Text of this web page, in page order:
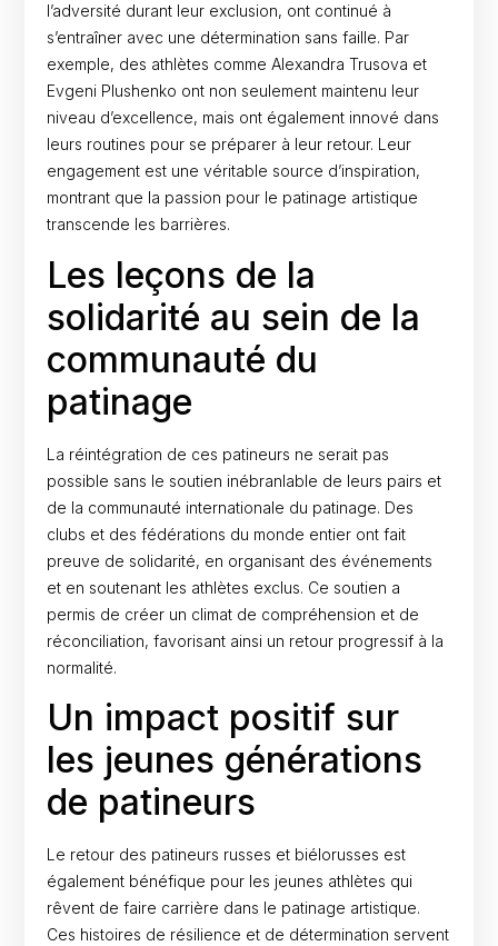
l’adversité durant leur exclusion, ont continué à
s’entraîner avec une détermination sans faille. Par
exemple, des athlètes comme Alexandra Trusova et
Evgeni Plushenko ont non seulement maintenu leur
niveau d’excellence, mais ont également innové dans
leurs routines pour se préparer à leur retour. Leur
engagement est une véritable source d’inspiration,
montrant que la passion pour le patinage artistique
transcende les barrières.
Les leçons de la
solidarité au sein de la
communauté du
patinage
La réintégration de ces patineurs ne serait pas
possible sans le soutien inébranlable de leurs pairs et
de la communauté internationale du patinage. Des
clubs et des fédérations du monde entier ont fait
preuve de solidarité, en organisant des événements
et en soutenant les athlètes exclus. Ce soutien a
permis de créer un climat de compréhension et de
réconciliation, favorisant ainsi un retour progressif à la
normalité.
Un impact positif sur
les jeunes générations
de patineurs
Le retour des patineurs russes et biélorusses est
également bénéfique pour les jeunes athlètes qui
rêvent de faire carrière dans le patinage artistique.
Ces histoires de résilience et de détermination servent